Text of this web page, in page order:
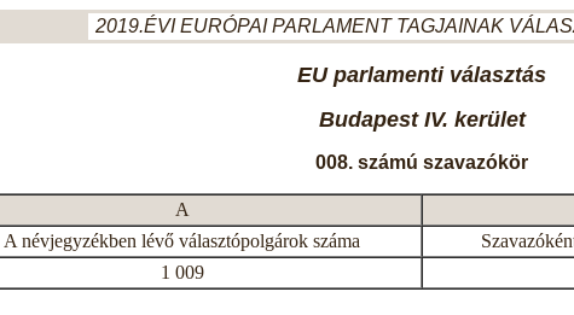
2019.ÉVI EURÓPAI PARLAMENT TAGJAINAK
EU parlamenti választás
Budapest IV. kerület
008. számú szavazókör
A
A névjegyzékben lévő választópolgárok száma
1 009